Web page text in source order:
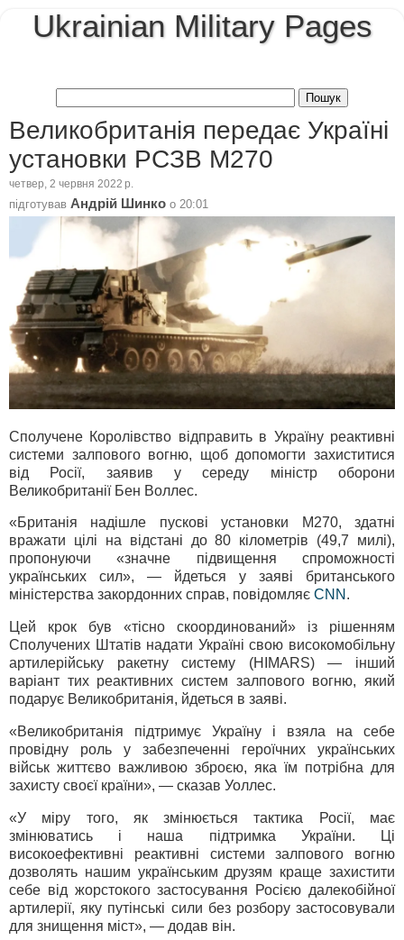
Ukrainian Military Pages
Великобританія передає Україні
установки РСЗВ M270
четвер, 2 червня 2022 р.
підготував Андрій Шинко о 20:01
Сполучене Королівство відправить в Україну реактивні
системи залпового вогню, щоб допомогти захиститися
від Росії, заявив у середу міністр оборони
Великобританії Бен Воллес.
«Британія надішле пускові установки M270, здатні
вражати цілі на відстані до 80 кілометрів (49,7 милі),
пропонуючи «значне підвищення спроможності
українських сил», — йдеться у заяві британського
міністерства закордонних справ, повідомляє CNN .
Цей крок був «тісно скоординований» із рішенням
Сполучених Штатів надати Україні свою високомобільну
артилерійську ракетну систему (HIMARS) — інший
варіант тих реактивних систем залпового вогню, який
подарує Великобританія, йдеться в заяві.
«Великобританія підтримує Україну і взяла на себе
провідну роль у забезпеченні героїчних українських
військ життєво важливою зброєю, яка їм потрібна для
захисту своєї країни», — сказав Уоллес.
«У міру того, як змінюється тактика Росії, має
змінюватись і наша підтримка України. Ці
високоефективні реактивні системи залпового вогню
дозволять нашим українським друзям краще захистити
себе від жорстокого застосування Росією далекобійної
артилерії, яку путінські сили без розбору застосовували
для знищення міст», — додав він.